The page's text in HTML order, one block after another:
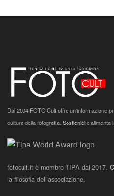
Dal 2004 FOTO Cult offre un'informazione
cultura della fotografia. Sostienicie alimenta
fotocult.it è membro TIPA dal 2017.
la filosofia dell’associazione.